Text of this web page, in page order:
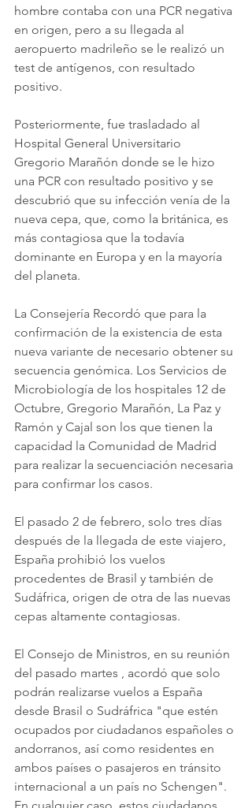
hombre contaba con una PCR negativa
en origen, pero a su llegada al
aeropuerto madrileño se le realizó un
test de antígenos, con resultado
positivo.
Posteriormente, fue trasladado al
Hospital General Universitario
Gregorio Marañón donde se le hizo
una PCR con resultado positivo y se
descubrió que su infección venía de la
nueva cepa, que, como la británica, es
más contagiosa que la todavía
dominante en Europa y en la mayoría
del planeta.
La Consejería Recordó que para la
confirmación de la existencia de esta
nueva variante de necesario obtener su
secuencia genómica. Los Servicios de
Microbiología de los hospitales 12 de
Octubre, Gregorio Marañón, La Paz y
Ramón y Cajal son los que tienen la
capacidad la Comunidad de Madrid
para realizar la secuenciación necesaria
para confirmar los casos.
El pasado 2 de febrero, solo tres días
después de la llegada de este viajero,
España prohibió los vuelos
procedentes de Brasil y también de
Sudáfrica, origen de otra de las nuevas
cepas altamente contagiosas.
El Consejo de Ministros, en su reunión
del pasado martes , acordó que solo
podrán realizarse vuelos a España
desde Brasil o Sudráfrica "que estén
ocupados por ciudadanos españoles o
andorranos, así como residentes en
ambos países o pasajeros en tránsito
internacional a un país no Schengen".
En cualquier caso, estos ciudadanos